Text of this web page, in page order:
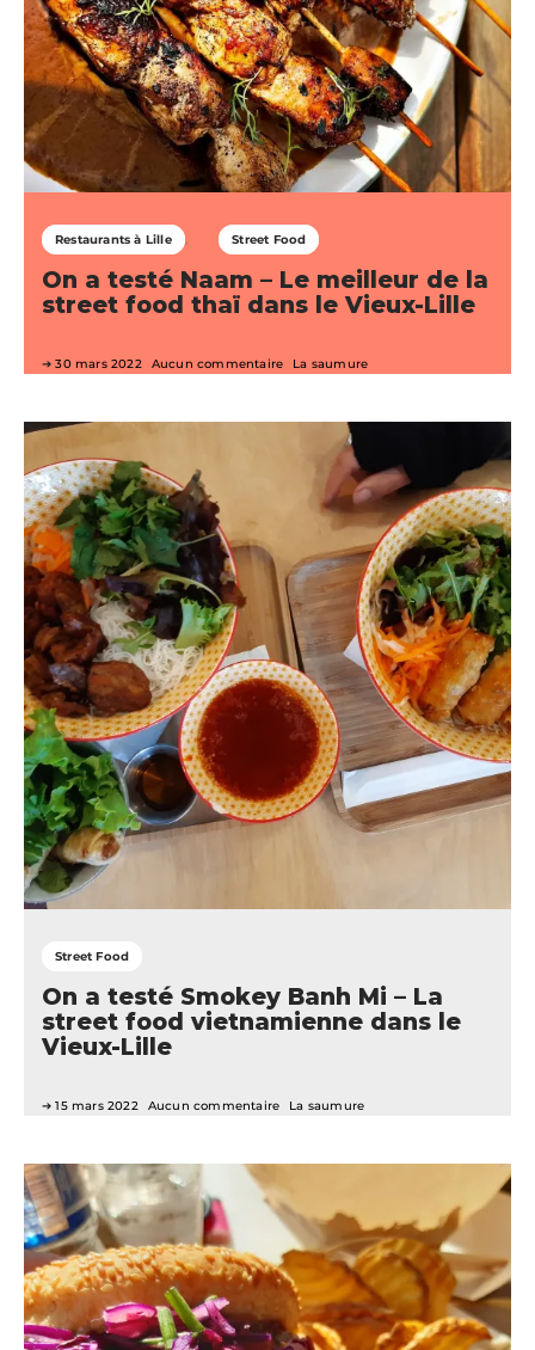
Restaurants à Lille Street Food
On a testé Naam – Le meilleur de la
street food thaï dans le Vieux-Lille
30 mars 2022 Aucun commentaire La saumure
Street Food
On a testé Smokey Banh Mi – La
street food vietnamienne dans le
Vieux-Lille
15 mars 2022 Aucun commentaire La saumure